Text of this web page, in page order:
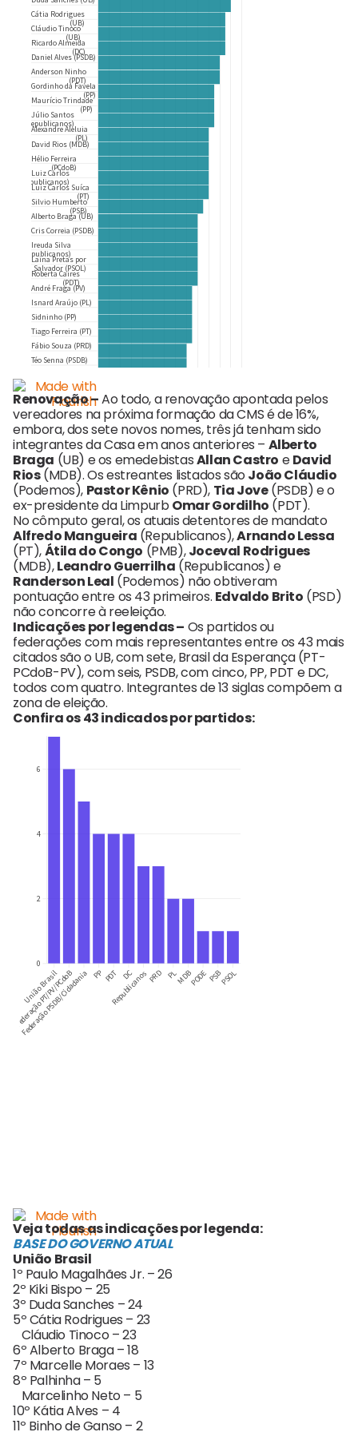
Renovação –Ao todo, a renovação apontada pelos
vereadores na próxima formação da CMS é de 16%,
embora, dos sete novos nomes, três já tenham sido
integrantes da Casa em anos anteriores – Alberto
Braga (UB) e os emedebistasAllan Castro eDavid
Rios(MDB). Os estreantes listados são João Cláudio
(Podemos), Pastor Kênio (PRD), Tia Jove(PSDB) e o
ex-presidente da Limpurb Omar Gordilho (PDT).
No cômputo geral, os atuais detentores de mandato
Alfredo Mangueira (Republicanos),Arnando Lessa
(PT),Átila do Congo (PMB),Joceval Rodrigues
(MDB),Leandro Guerrilha (Republicanos) e
Randerson Leal (Podemos) não obtiveram
pontuação entre os 43 primeiros. Edvaldo Brito (PSD)
não concorre à reeleição.
Indicações por legendas – Os partidos ou
federações com mais representantes entre os 43 mais
citados são o UB, com sete, Brasil da Esperança (PT-
PCdoB-PV), com seis, PSDB, com cinco, PP, PDT e DC,
todos com quatro. Integrantes de 13 siglas compõem a
zona de eleição.
Confira os 43 indicados por partidos:
Veja todas as indicações por legenda:
BASE DO GOVERNO ATUAL
União Brasil
1º Paulo Magalhães Jr. – 26
2º Kiki Bispo – 25
3º Duda Sanches – 24
5º Cátia Rodrigues – 23
Cláudio Tinoco – 23
6º Alberto Braga – 18
7º Marcelle Moraes – 13
8º Palhinha – 5
Marcelinho Neto – 5
10º Kátia Alves – 4
11º Binho de Ganso – 2